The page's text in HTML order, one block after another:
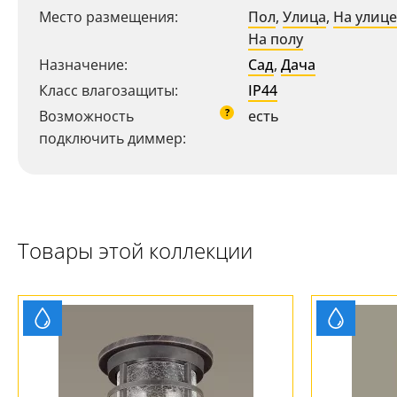
+7 (800) 775-63-32
+7 (495) 255-03-21
Место размещения: Пол, Улица, На улице
На полу
Назначение:
Сад, Дача
Класс влагозащиты:
IP44
Возможность
подключить диммер:
? есть
Товары этой коллекции